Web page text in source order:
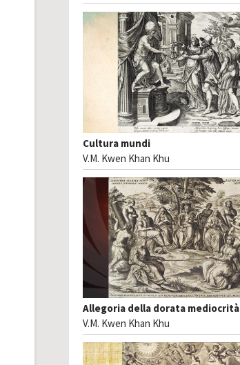
Cultura mundi
V.M. Kwen Khan Khu
Allegoria della dorata mediocrità
V.M. Kwen Khan Khu